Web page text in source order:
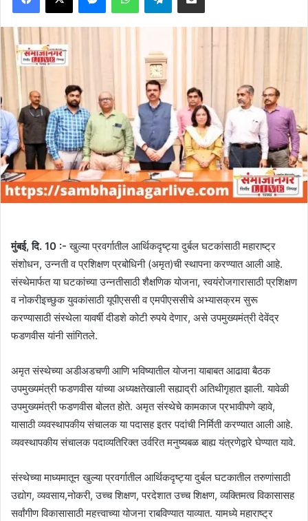
मुंबई, दि. 10 :- खुल्या प्रवर्गातील आर्थिकदृष्ट्या दुर्बल घटकांसाठी महाराष्ट्र
संशोधन, उन्नती व प्रशिक्षण प्रबोधिनी (अमृत)ची स्थापना करण्यात आली आहे.
संस्थेमार्फत या घटकांच्या उन्नतीसाठी शैक्षणिक योजना, स्वयंरोजगारासाठी प्रशिक्षण
व नोकरीइच्छुक युवकांसाठी यूपीएससी व एमपीएससीचे अभ्यासक्रम सुरू
करण्यासाठी संस्थेला यावर्षी दीडशे कोटी रुपये देणार, असे उपमुख्यमंत्री देवेंद्र
फडणवीस यांनी सांगितले.
अमृत संस्थेच्या अडीअडचणी आणि भविष्यातील योजना याबाबत आढावा बैठक
उपमुख्यमंत्री फडणवीस यांच्या अध्यक्षतेखाली सह्याद्री अतिथीगृहात झाली. यावेळी
उपमुख्यमंत्री फडणवीस बोलत होते. अमृत संस्थेचे कामकाज प्रभावीपणे व्हावे,
यासाठी व्यवस्थापकीय संचालक या पदासह इतर पदांची निर्मिती करण्यात आली आहे.
व्यवस्थापकीय संचालक पदाव्यतिरिक्त उर्वरित मनुष्यबळ बाह्य यंत्रणेद्वारे घेण्यात यावे.
संस्थेच्या माध्यमातून खुल्या प्रवर्गातील आर्थिकदृष्ट्या दुर्बल घटकातील तरुणांसाठी
उद्योग, व्यवसाय,नोकरी, उच्च शिक्षण, परदेशात उच्च शिक्षण, व्यक्तिमत्व विकासासह
सर्वांगीण विकासासाठी महत्त्वाच्या योजना राबविण्यात याव्यात. यामध्ये महाराष्ट्र